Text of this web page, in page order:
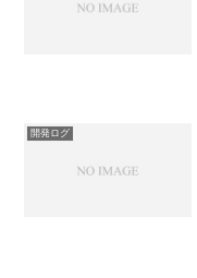
開発ログ